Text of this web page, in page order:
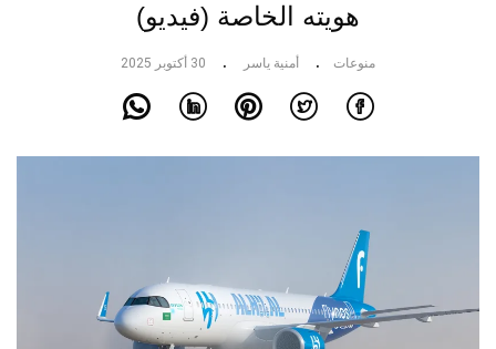
هويته الخاصة (فيديو)
منوعات أمنية ياسر 30 أكتوبر 2025